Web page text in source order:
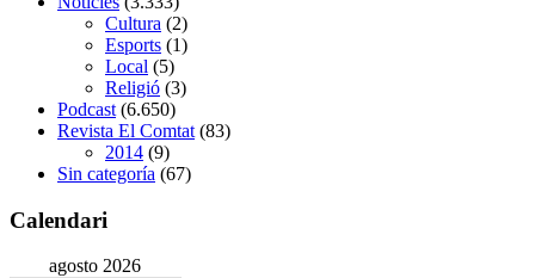
Cultura (2)
Esports (1)
Local (5)
Religió (3)
Podcast (6.650)
Revista El Comtat (83)
2014 (9)
Sin categoría (67)
Calendari
agosto 2026